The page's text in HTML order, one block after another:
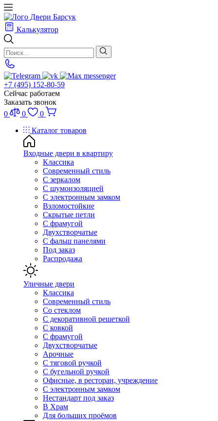
Калькулятор
+7 (495) 152-80-59
Сейчас работаем
Заказать звонок
0
0
0
Каталог товаров
Входные двери в квартиру
Классика
Современный стиль
С зеркалом
С шумоизоляцией
С электронным замком
Взломостойкие
Скрытые петли
С фрамугой
Двухстворчатые
С фальш панелями
Под заказ
Распродажа
Уличные двери
Классика
Современный стиль
Со стеклом
С декоративной решеткой
С ковкой
С фрамугой
Двухстворчатые
Арочные
С тяговой ручкой
С бугельной ручкой
Офисные, в ресторан, учреждение
С электронным замком
Нестандарт под заказ
В Храм
Для больших проёмов